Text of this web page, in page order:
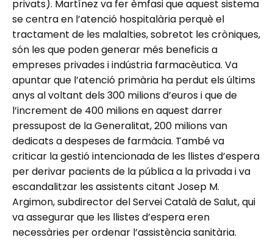
privats). Martínez va fer èmfasi que aquest sistema
se centra en l’atenció hospitalària perquè el
tractament de les malalties, sobretot les cròniques,
són les que poden generar més beneficis a
empreses privades i indústria farmacèutica. Va
apuntar que l’atenció primària ha perdut els últims
anys al voltant dels 300 milions d’euros i que de
l’increment de 400 milions en aquest darrer
pressupost de la Generalitat, 200 milions van
dedicats a despeses de farmàcia. També va
criticar la gestió intencionada de les llistes d’espera
per derivar pacients de la pública a la privada i va
escandalitzar les assistents citant Josep M.
Argimon, subdirector del Servei Català de Salut, qui
va assegurar que les llistes d’espera eren
necessàries per ordenar l’assistència sanitària.